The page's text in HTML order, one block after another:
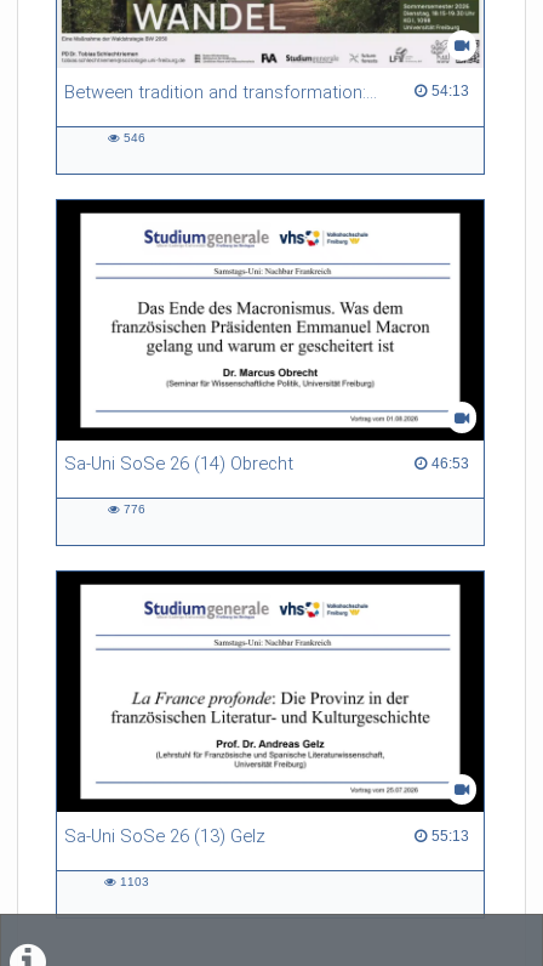
Between tradition and transformation: how owners, advisers and institutions co-create knowledge for resilient forests in Europe 54:13
54:13 duration
546
Sa-Uni SoSe 26 (14) Obrecht 46:53
46:53 duration
776
Sa-Uni SoSe 26 (13) Gelz 55:13
55:13 duration
1103